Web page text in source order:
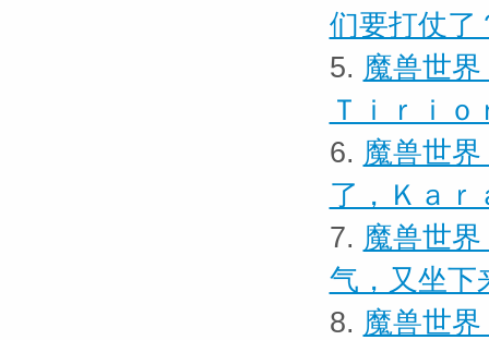
们要打仗了
5. 魔兽世
Ｔｉｒｉｏ
6. 魔兽世
了，Ｋａｒ
7. 魔兽世
气，又坐下
8. 魔兽世